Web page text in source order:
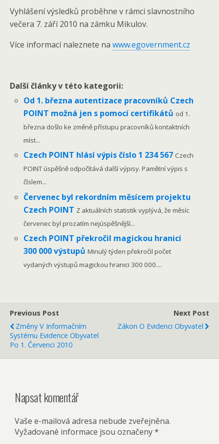
Vyhlášení výsledků proběhne v rámci slavnostního
večera 7. září 2010 na zámku Mikulov.
Více informací naleznete na www.egovernment.cz
Další články v této kategorii:
Od 1. března autentizace pracovníků Czech
POINT možná jen s pomocí certifikátů od 1.
března došlo ke změně přístupu pracovníků kontaktních
míst...
Czech POINT hlásí výpis číslo 1 234 567 Czech
POINT úspěšně odpočítává další výpisy. Pamětní výpis s
číslem...
Červenec byl rekordním měsícem projektu
Czech POINT Z aktuálních statistik vyplývá, že měsíc
červenec byl prozatím nejúspěšnější...
Czech POINT překročil magickou hranici
300 000 výstupůMinulý týden překročil počet
vydaných výstupů magickou hranici 300 000....
Previous Post
Změny V Informačním
Systému Evidence Obyvatel
Po 1. Červenci 2010
Next Post
Zákon O Evidenci Obyvatel
Napsat komentář
Vaše e-mailová adresa nebude zveřejněna.
Vyžadované informace jsou označeny*